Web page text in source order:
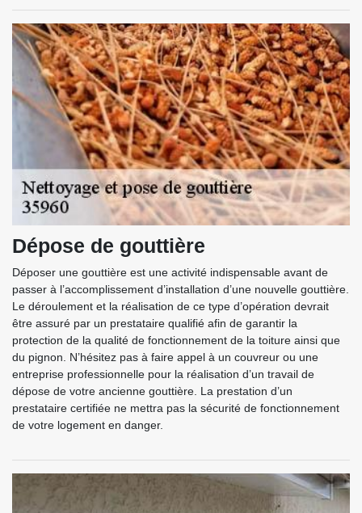
Dépose de gouttière
Déposer une gouttière est une activité indispensable avant de
passer à l’accomplissement d’installation d’une nouvelle gouttière.
Le déroulement et la réalisation de ce type d’opération devrait
être assuré par un prestataire qualifié afin de garantir la
protection de la qualité de fonctionnement de la toiture ainsi que
du pignon. N’hésitez pas à faire appel à un couvreur ou une
entreprise professionnelle pour la réalisation d’un travail de
dépose de votre ancienne gouttière. La prestation d’un
prestataire certifiée ne mettra pas la sécurité de fonctionnement
de votre logement en danger.